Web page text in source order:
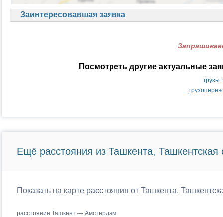
Заинтересовавшая заявка
Посмотреть другие актуальные
грузы
Ещё расстояния из Ташкента, Ташкентская
Показать на карте расстояния от Ташкента,
расстояние Ташкент — Амстердам